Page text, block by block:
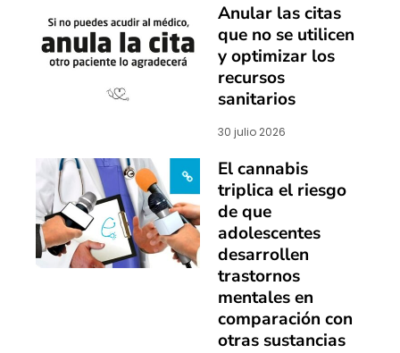
Anular las citas
que no se utilicen
y optimizar los
recursos
sanitarios
30 julio 2026
El cannabis
triplica el riesgo
de que
adolescentes
desarrollen
trastornos
mentales en
comparación con
otras sustancias